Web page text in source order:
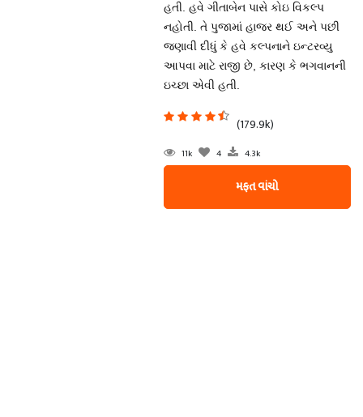
હતી. હવે ગીતાબેન પાસે કોઇ વિકલ્પ
નહોતી. તે પુજામાં હાજર થઈ અને પછી
જણાવી દીધું કે હવે કલ્પનાને ઇન્ટરવ્યુ
આપવા માટે રાજી છે, કારણ કે ભગવાનની
ઇચ્છા એવી હતી.
(179.9k)
11k 4 4.3k
મફત વાંચો